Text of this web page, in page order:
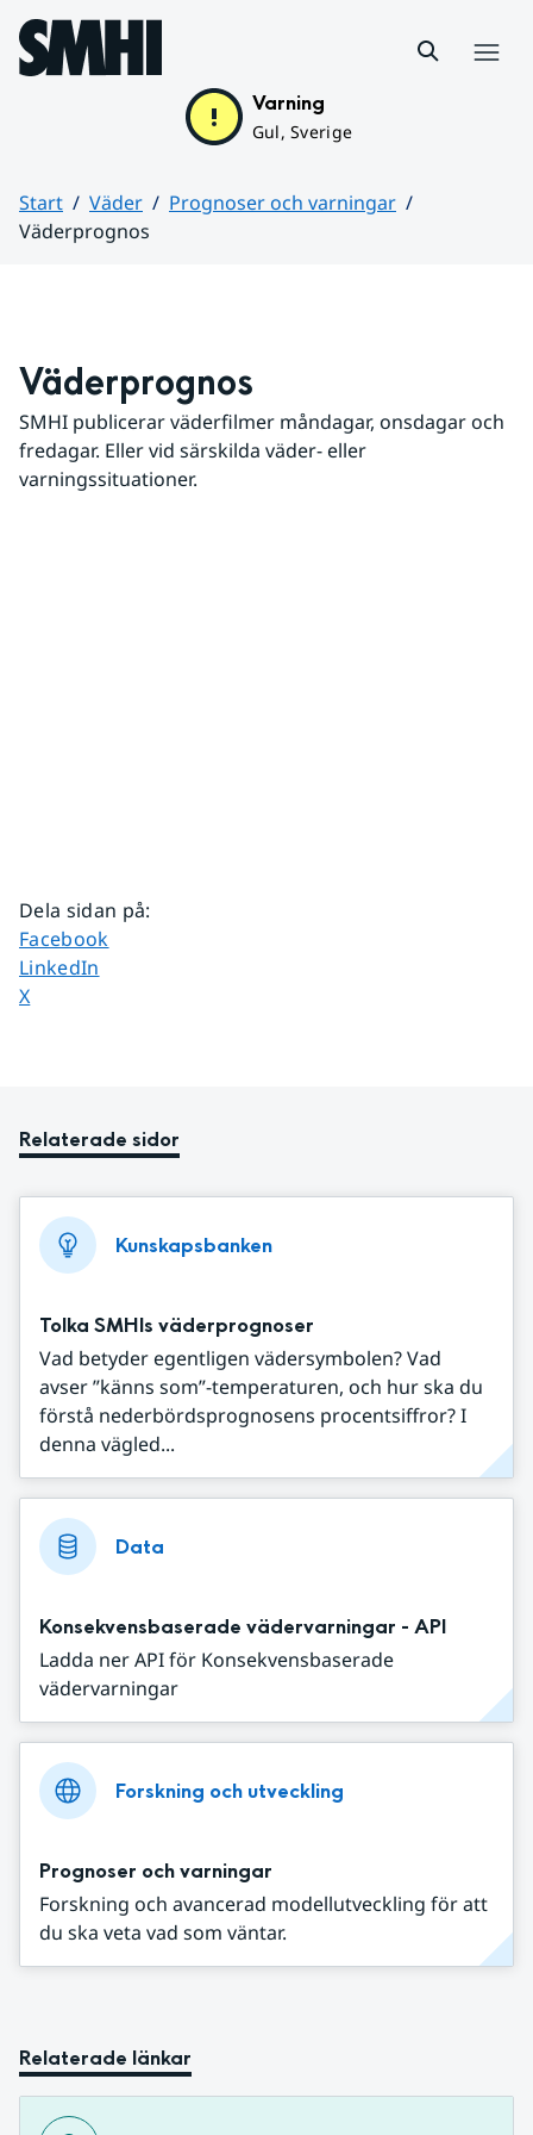
Hoppa till sidans innehåll
Varning
Gul, Sverige
Start Väder
Prognoser och varningar
Väderprognos
Väderprognos
SMHI publicerar väderfilmer måndagar, onsdagar och
fredagar. Eller vid särskilda väder- eller
varningssituationer.
Dela sidan på:
Dela sidan på
Facebook
Dela sidan på
LinkedIn
Dela sidan på
X
Relaterade sidor
Kunskapsbanken
Tolka SMHIs väderprognoser
Vad betyder egentligen vädersymbolen? Vad
avser ”känns som”-temperaturen, och hur ska du
förstå nederbördsprognosens procentsiffror? I
denna vägled...
Data
Konsekvensbaserade vädervarningar - API
Ladda ner API för Konsekvensbaserade
vädervarningar
Forskning och utveckling
Prognoser och varningar
Forskning och avancerad modellutveckling för att
du ska veta vad som väntar.
Relaterade länkar